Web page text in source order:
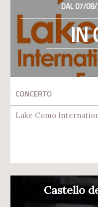
DAL 07/
IN
CONCERTO
Lake Como
Castello